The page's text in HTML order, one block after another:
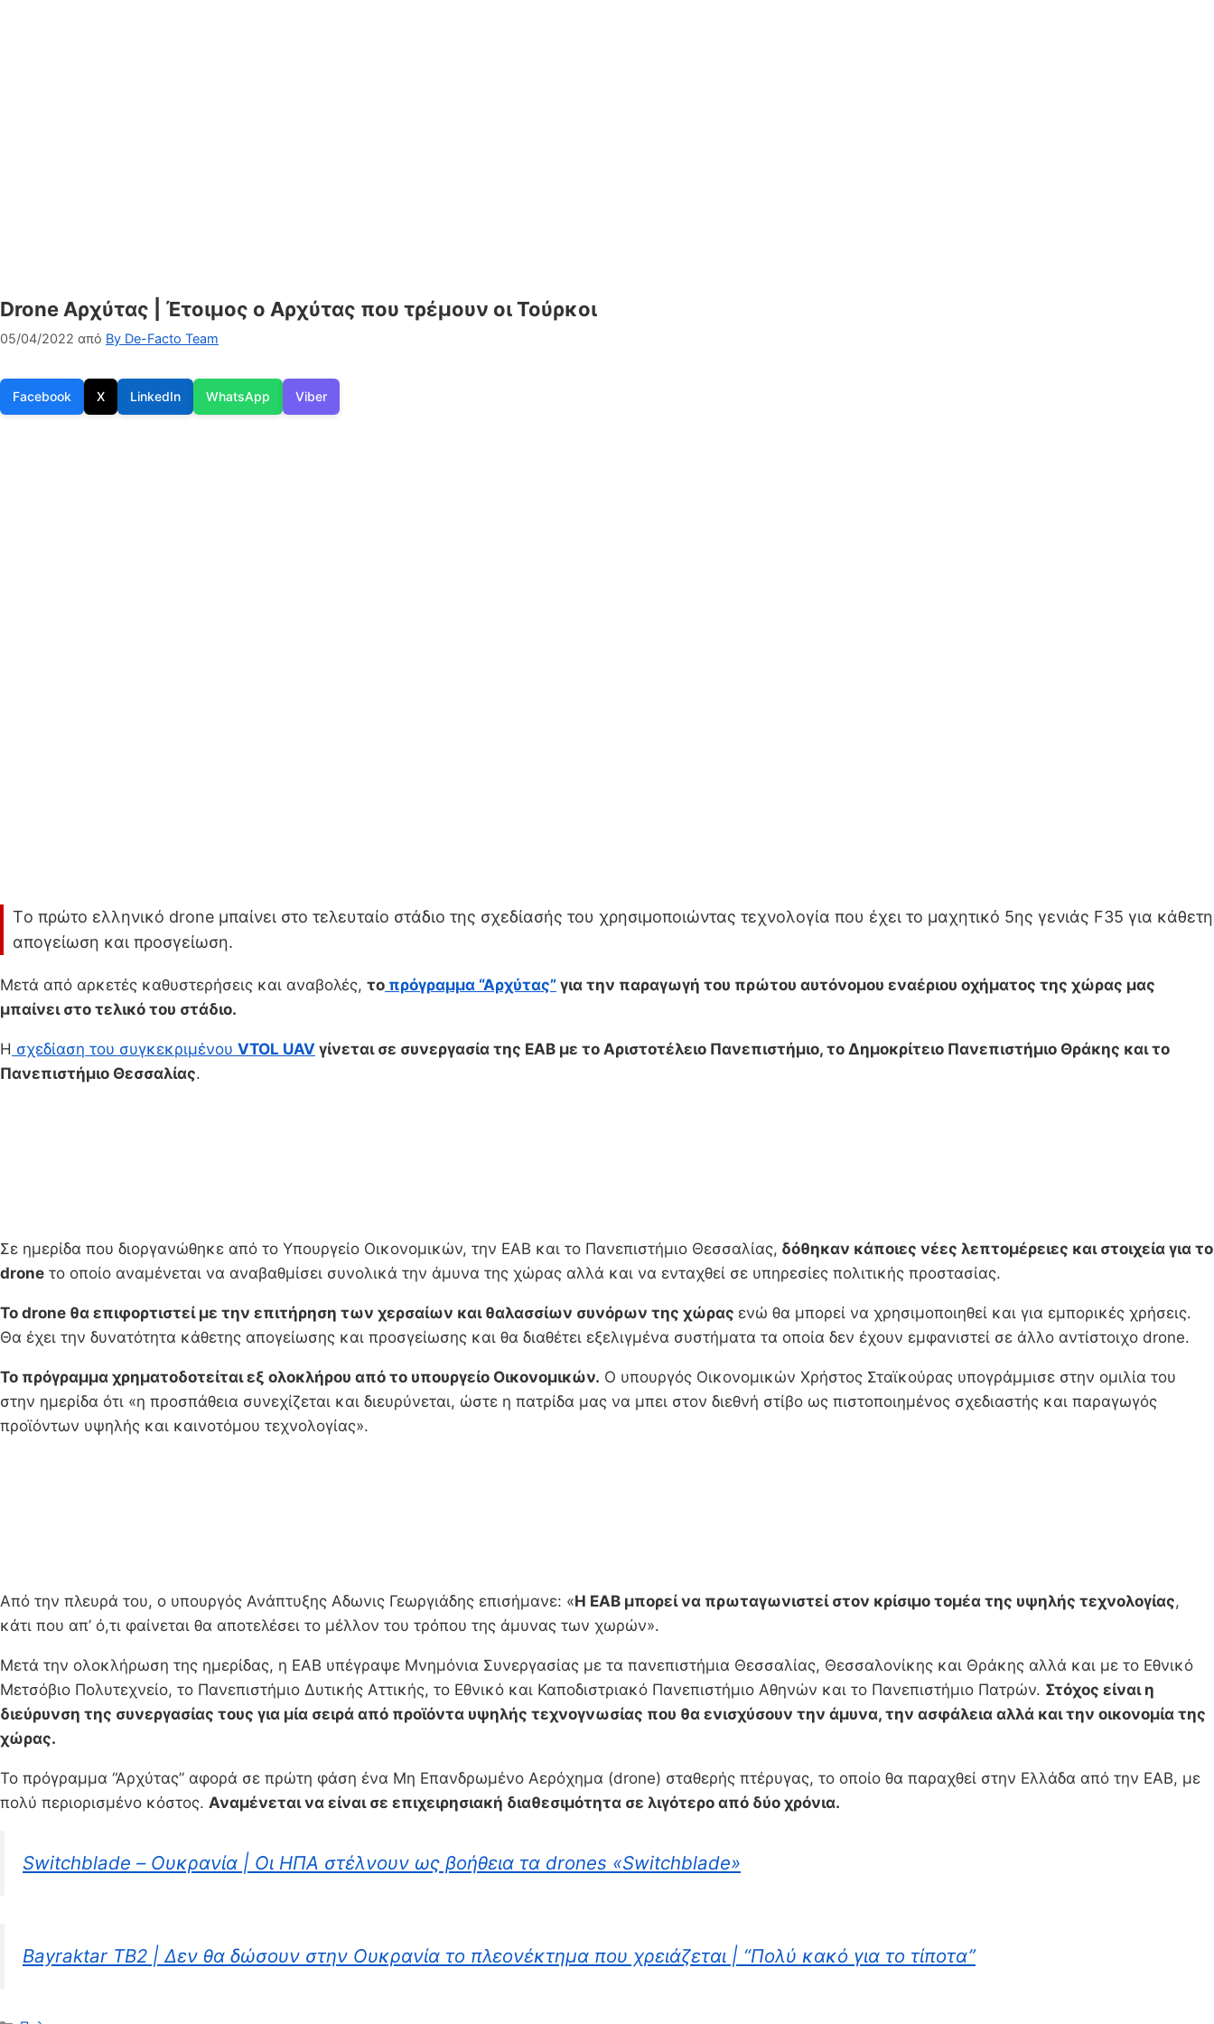
Drone Αρχύτας | Έτοιμος ο Aρχύτας που τρέμουν οι Τούρκοι
05/04/2022 από By De-Facto Team
Facebook X LinkedIn WhatsApp Viber
Tο πρώτο ελληνικό drone μπαίνει στο τελευταίο στάδιο της σχεδίασής του χρησιμοποιώντας τεχνολογία που έχει το μαχητικό 5ης γενιάς F35 για κάθετη
απογείωση και προσγείωση.
Μετά από αρκετές καθυστερήσεις και αναβολές, το πρόγραμμα “Αρχύτας” για την παραγωγή του πρώτου αυτόνομου εναέριου οχήματος της χώρας μας
μπαίνει στο τελικό του στάδιο.
Η σχεδίαση του συγκεκριμένου VTOL UAV γίνεται σε συνεργασία της ΕΑΒ με το Αριστοτέλειο Πανεπιστήμιο, το Δημοκρίτειο Πανεπιστήμιο Θράκης και το
Πανεπιστήμιο Θεσσαλίας.
Σε ημερίδα που διοργανώθηκε από το Υπουργείο Οικονομικών, την ΕΑΒ και το Πανεπιστήμιο Θεσσαλίας, δόθηκαν κάποιες νέες λεπτομέρειες και στοιχεία για το
drone το οποίο αναμένεται να αναβαθμίσει συνολικά την άμυνα της χώρας αλλά και να ενταχθεί σε υπηρεσίες πολιτικής προστασίας.
Το drone θα επιφορτιστεί με την επιτήρηση των χερσαίων και θαλασσίων συνόρων της χώρας ενώ θα μπορεί να χρησιμοποιηθεί και για εμπορικές χρήσεις.
Θα έχει την δυνατότητα κάθετης απογείωσης και προσγείωσης και θα διαθέτει εξελιγμένα συστήματα τα οποία δεν έχουν εμφανιστεί σε άλλο αντίστοιχο drone.
Το πρόγραμμα χρηματοδοτείται εξ ολοκλήρου από το υπουργείο Οικονομικών. Ο υπουργός Οικονομικών Χρήστος Σταϊκούρας υπογράμμισε στην ομιλία του
στην ημερίδα ότι «η προσπάθεια συνεχίζεται και διευρύνεται, ώστε η πατρίδα μας να μπει στον διεθνή στίβο ως πιστοποιημένος σχεδιαστής και παραγωγός
προϊόντων υψηλής και καινοτόμου τεχνολογίας».
Από την πλευρά του, ο υπουργός Ανάπτυξης Αδωνις Γεωργιάδης επισήμανε: «H ΕΑΒ μπορεί να πρωταγωνιστεί στον κρίσιμο τομέα της υψηλής τεχνολογίας,
κάτι που απ’ ό,τι φαίνεται θα αποτελέσει το μέλλον του τρόπου της άμυνας των χωρών».
Μετά την ολοκλήρωση της ημερίδας, η ΕΑΒ υπέγραψε Μνημόνια Συνεργασίας με τα πανεπιστήμια Θεσσαλίας, Θεσσαλονίκης και Θράκης αλλά και με το Εθνικό
Μετσόβιο Πολυτεχνείο, το Πανεπιστήμιο Δυτικής Αττικής, το Εθνικό και Καποδιστριακό Πανεπιστήμιο Αθηνών και το Πανεπιστήμιο Πατρών. Στόχος είναι η
διεύρυνση της συνεργασίας τους για μία σειρά από προϊόντα υψηλής τεχνογνωσίας που θα ενισχύσουν την άμυνα, την ασφάλεια αλλά και την οικονομία της
χώρας.
Το πρόγραμμα “Αρχύτας” αφορά σε πρώτη φάση ένα Μη Επανδρωμένο Αερόχημα (drone) σταθερής πτέρυγας, το οποίο θα παραχθεί στην Ελλάδα από την EAB, με
πολύ περιορισμένο κόστος. Αναμένεται να είναι σε επιχειρησιακή διαθεσιμότητα σε λιγότερο από δύο χρόνια.
Switchblade – Ουκρανία | Οι ΗΠΑ στέλνουν ως βοήθεια τα drones «Switchblade»
Bayraktar TB2 | Δεν θα δώσουν στην Ουκρανία το πλεονέκτημα που χρειάζεται | “Πολύ κακό για το τίποτα”